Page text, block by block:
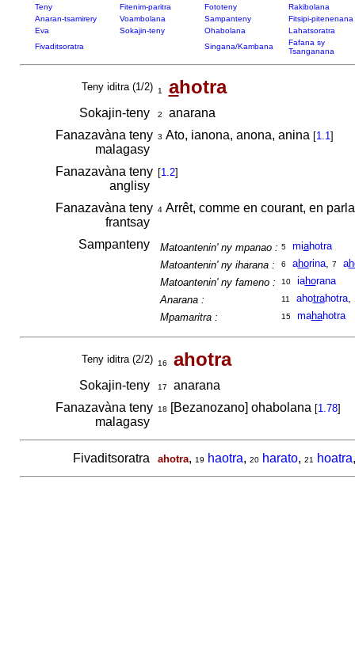
Teny Fitenim-paritra Fototeny
Rakibolana
Anaran-tsamirery
Voambolana Sampanteny
Fitsipi-pitenenana
Eva
Sokajin-teny Ohabolana
Lahatsoratra
Fivaditsoratra
Singana/Kambana
Fafana sy
Tsanganana
Teny iditra (1/2) 1 ahotra
Sokajin-teny 2
anarana
Fanazavàna teny
malagasy
3 Ato, ianona, anona, anina [1.1]
Fanazavàna teny
anglisy
[1.2]
Fanazavàna teny
frantsay
4Arrêt, comme en courant, en
Sampanteny Matoantenin' ny mpanao : 5 miahotra
Matoantenin' ny iharana :
6 ahorina, 7 a
Matoantenin' ny fameno :
10 iahorana
Anarana :
11 ahotrahotra,
Mpamaritra : 15 mahahotra
Teny iditra (2/2) 16 ahotra
Sokajin-teny 17
anarana
Fanazavàna teny
malagasy
18 [Bezanozano] ohabolana [1.78]
Fivaditsoratra ahotra, 19 haotra, 20 harato, 21 hoatra